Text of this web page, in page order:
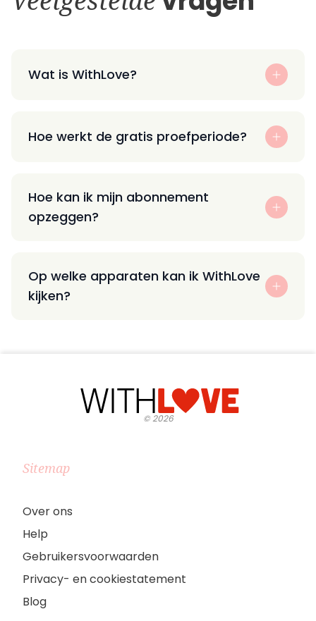
Wat is WithLove?
Hoe werkt de gratis proefperiode?
Hoe kan ik mijn abonnement
opzeggen?
Op welke apparaten kan ik WithLove
kijken?
©2026
Sitemap
Over ons
Help
Gebruikersvoorwaarden
Privacy- en cookiestatement
Blog